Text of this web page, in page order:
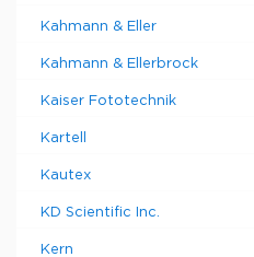
Kahmann & Eller
Kahmann & Ellerbrock
Kaiser Fototechnik
Kartell
Kautex
KD Scientific Inc.
Kern